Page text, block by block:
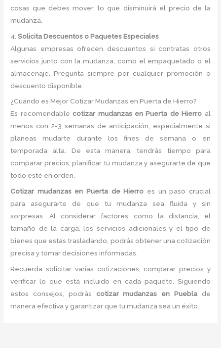
cosas que debes mover, lo que disminuirá el precio de la
mudanza.
4.Solicita Descuentos o Paquetes Especiales
Algunas empresas ofrecen descuentos si contratas otros
servicios junto con la mudanza, como el empaquetado o el
almacenaje. Pregunta siempre por cualquier promoción o
descuento disponible.
¿Cuándo es Mejor Cotizar Mudanzas en Puerta de Hierro?
Es recomendable cotizar mudanzas en Puerta de Hierro al
menos con 2-3 semanas de anticipación, especialmente si
planeas mudarte durante los fines de semana o en
temporada alta. De esta manera, tendrás tiempo para
comparar precios, planificar tu mudanza y asegurarte de que
todo esté en orden.
Cotizar mudanzas en Puerta de Hierro es un paso crucial
para asegurarte de que tu mudanza sea fluida y sin
sorpresas. Al considerar factores como la distancia, el
tamaño de la carga, los servicios adicionales y el tipo de
bienes que estás trasladando, podrás obtener una cotización
precisa y tomar decisiones informadas.
Recuerda solicitar varias cotizaciones, comparar precios y
verificar lo que está incluido en cada paquete. Siguiendo
estos consejos, podrás cotizar mudanzas en Puebla de
manera efectiva y garantizar que tu mudanza sea un éxito.